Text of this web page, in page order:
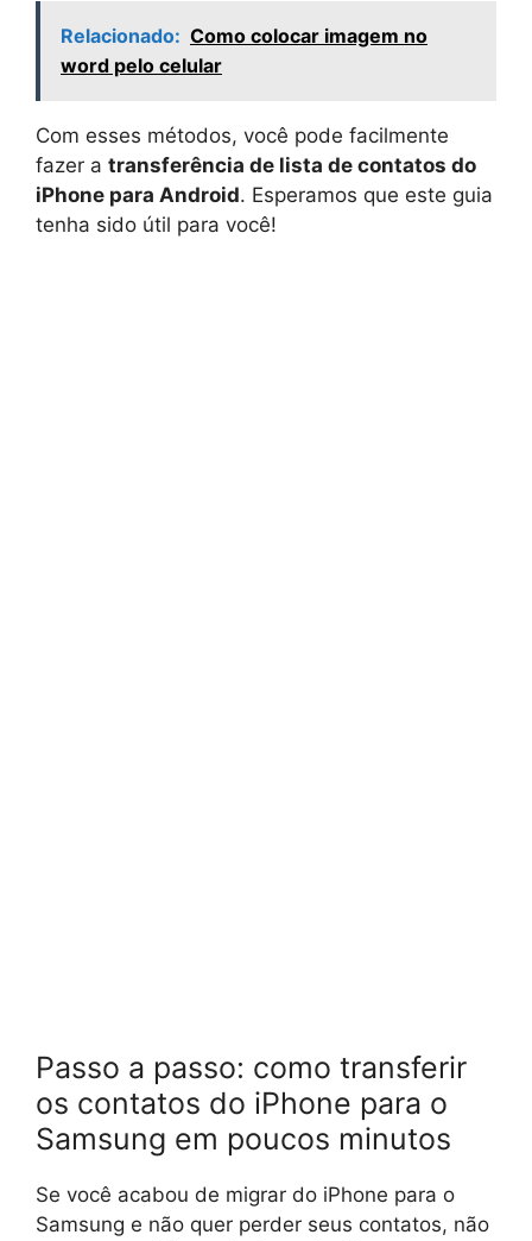
Relacionado: Como colocar imagem no
word pelo celular
Com esses métodos, você pode facilmente
fazer a transferência de lista de contatos do
iPhone para Android. Esperamos que este guia
tenha sido útil para você!
Passo a passo: como transferir
os contatos do iPhone para o
Samsung em poucos minutos
Se você acabou de migrar do iPhone para o
Samsung e não quer perder seus contatos, não